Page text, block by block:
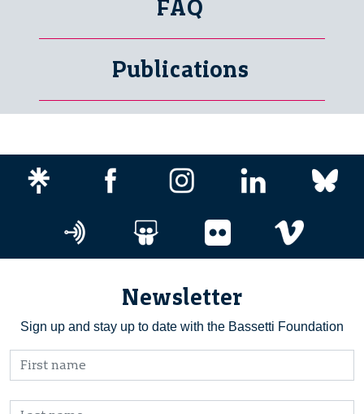
FAQ
Publications
Newsletter
Sign up and stay up to date with the Bassetti Foundation